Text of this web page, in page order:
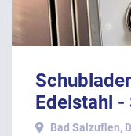
Edelstahl
Bad Salzuflen,